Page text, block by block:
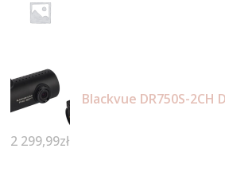
Blackvue DR750S-2CH
2 299,99zł